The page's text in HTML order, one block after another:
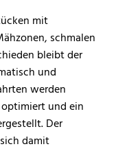
mit
schmalen
bleibt der
und
werden
und ein
Der
damit